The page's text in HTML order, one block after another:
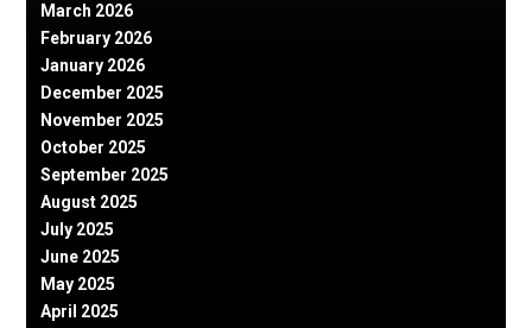
March 2026
February 2026
January 2026
December 2025
November 2025
October 2025
September 2025
August 2025
July 2025
June 2025
May 2025
April 2025